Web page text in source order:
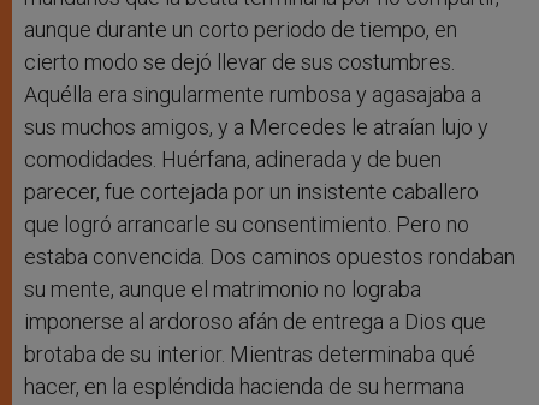
aunque durante un corto periodo de tiempo, en
cierto modo se dejó llevar de sus costumbres.
Aquélla era singularmente rumbosa y agasajaba a
sus muchos amigos, y a Mercedes le atraían lujo y
comodidades. Huérfana, adinerada y de buen
parecer, fue cortejada por un insistente caballero
que logró arrancarle su consentimiento. Pero no
estaba convencida. Dos caminos opuestos rondaban
su mente, aunque el matrimonio no lograba
imponerse al ardoroso afán de entrega a Dios que
brotaba de su interior. Mientras determinaba qué
hacer, en la espléndida hacienda de su hermana